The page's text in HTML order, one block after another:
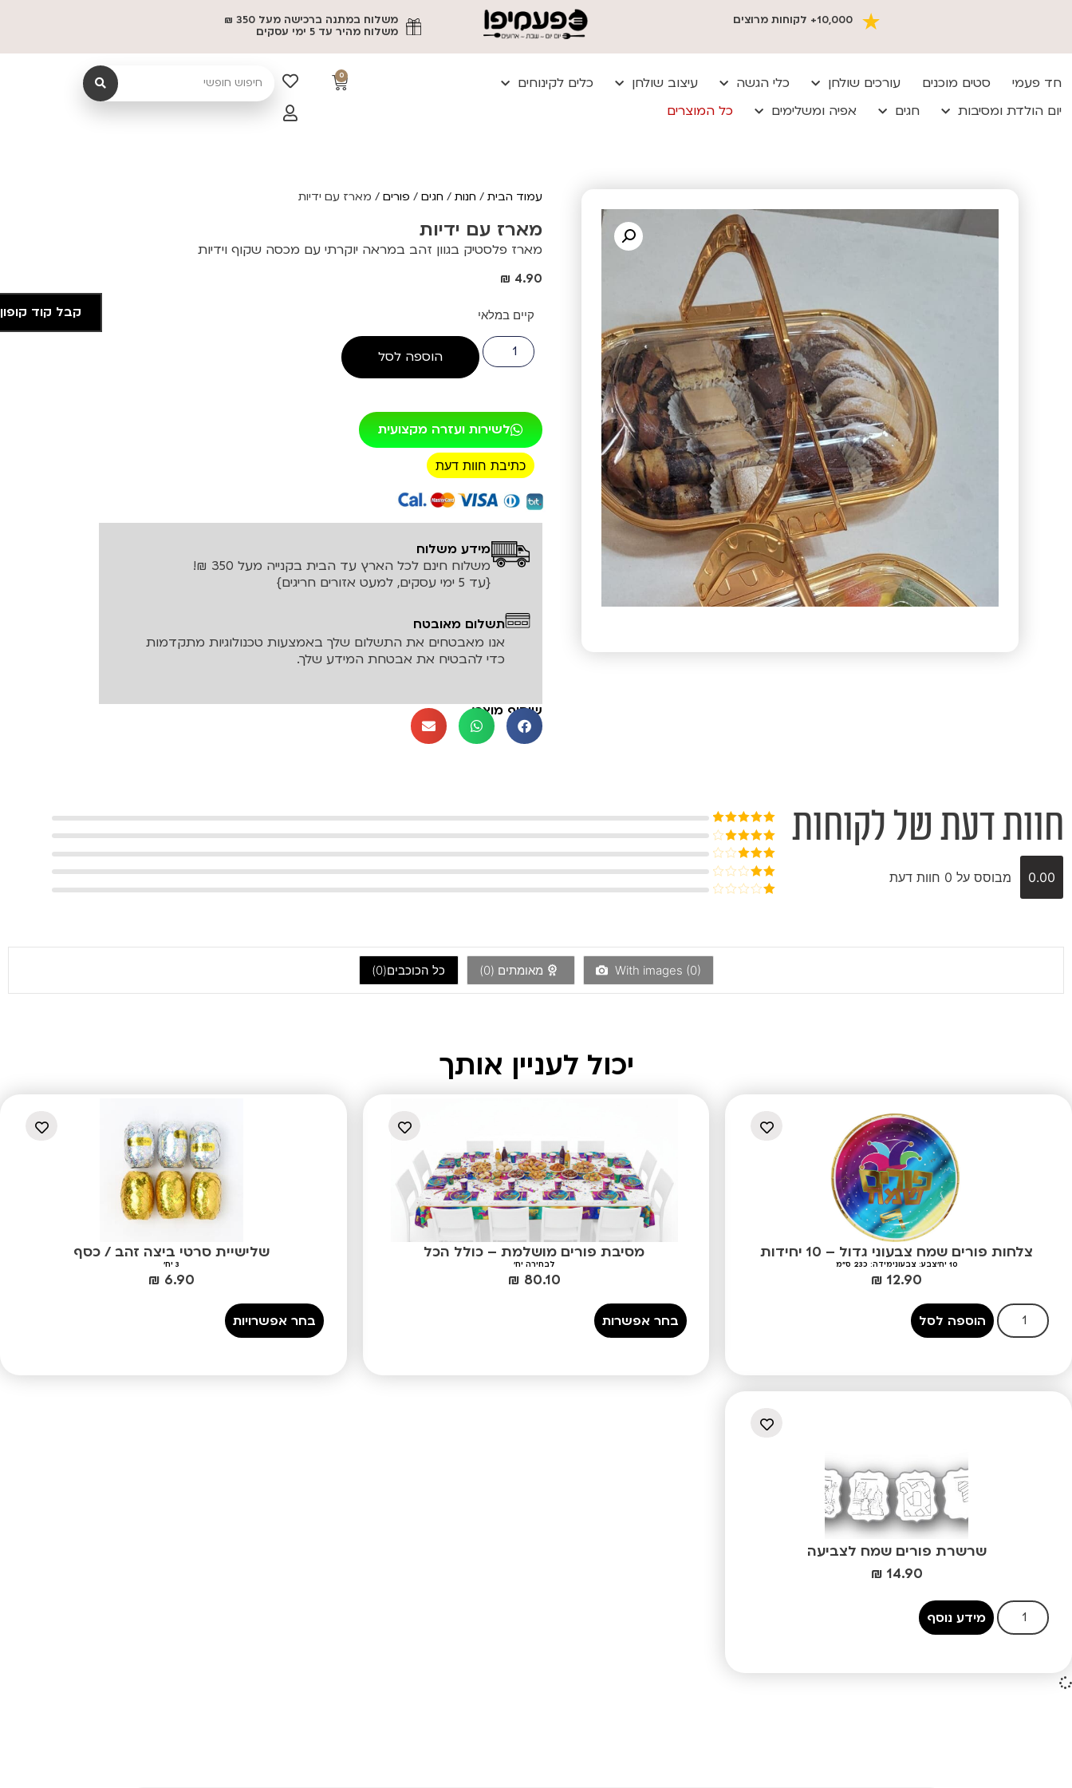
10,000+ לקוחות מרוצים
משלוח במתנה ברכישה מעל 350 ₪
משלוח מהיר עד 5 ימי עסקים
חד פעמי סטים מוכנים עורכים שולחן כלי הגשה עיצוב שולחן
כלים לקינוחים
יום הולדת ומסיבות
חגים אפיה ומשלימים כל המוצרים
0
עמוד הבית/ חנות/ חגים/ פורים/ מארז עם ידיות
מארז עם ידיות
מארז פלסטיק בגוון זהב במראה יוקרתי עם מכסה שקוף וידיות
₪ 4.90
קיים במלאי
הוספה לסל
לשירות ועזרה מקצועית
כתיבת חוות דעת
רכישה מאובטחת!
מידע משלוח
משלוח חינם לכל הארץ עד הבית בקנייה מעל 350 ₪!
{עד 5 ימי עסקים, למעט אזורים חריגים}
תשלום מאובטח
אנו מאבטחים את התשלום שלך באמצעות טכנולוגיות מתקדמות
כדי להבטיח את אבטחת המידע שלך.
שיתוף מוצר:
חוות דעת של לקוחות
0.00 מבוסס על 0 חוות דעת
דורג5מתוך
5
דורג4
דורג3
מתוך 5
דורג
With images (0) מאומתים (0
) כל הכוכבים(0
)
יכול לעניין אותך
צלחות פורים שמח צבעוני גדול – 10 יחידות
10 יח' צבע: צבעונימידה: כ23 ס"מ
₪ 12.90
הוספה לסל
מסיבת פורים מושלמת – כולל הכל
לבחירה יח'
₪ 80.10
בחר אפשרות
שלישיית סרטי ביצה זהב / כסף
3 יח'
₪ 6.90
בחר אפשרויות
שרשרת פורים שמח לצביעה
₪ 14.90
מידע נוסף
קבל קוד